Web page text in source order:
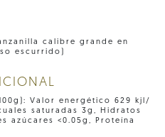
calibre grande en
escurrido)
Valor energético 629 kjl/
saturadas 3g, Hidratos
azúcares <0.05g, Proteína